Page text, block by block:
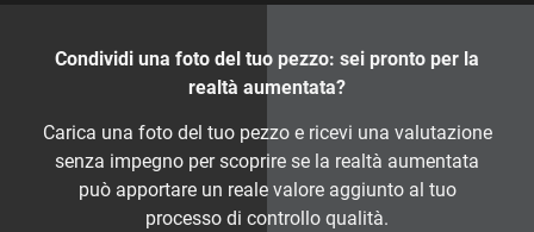
Condividi una foto del tuo pezzo: sei pronto per la
realtà aumentata?
Carica una foto del tuo pezzo e ricevi una valutazione
senza impegno per scoprire se la realtà aumentata
può apportare un reale valore aggiunto al tuo
processo di controllo qualità.